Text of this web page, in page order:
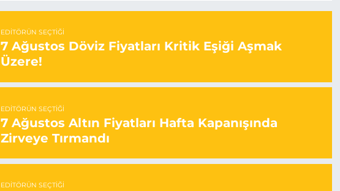
EDITÖRÜN SEÇTIĞI
7 Ağustos Döviz Fiyatları Kritik Eşiği Aşmak
Üzere!
EDITÖRÜN SEÇTIĞI
7 Ağustos Altın Fiyatları Hafta Kapanışında
Zirveye Tırmandı
EDITÖRÜN SEÇTIĞI